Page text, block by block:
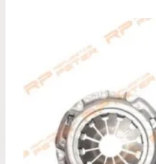
original